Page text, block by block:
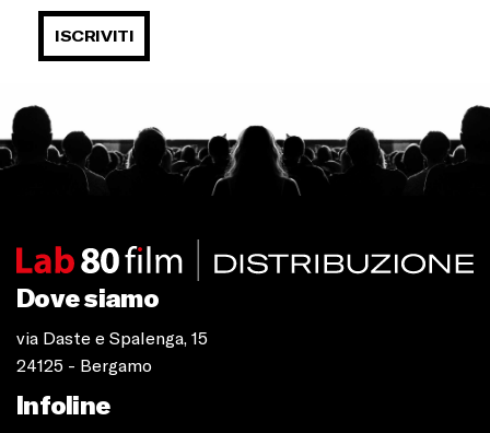
ISCRIVITI
Dove siamo
via Daste e Spalenga, 15
24125 - Bergamo
Infoline